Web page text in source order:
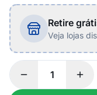
Retire
Veja lojas